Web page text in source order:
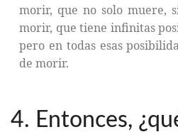
morir, que no solo muere,
morir, que tiene infinitas
pero en todas esas
de morir.
4. Entonces,